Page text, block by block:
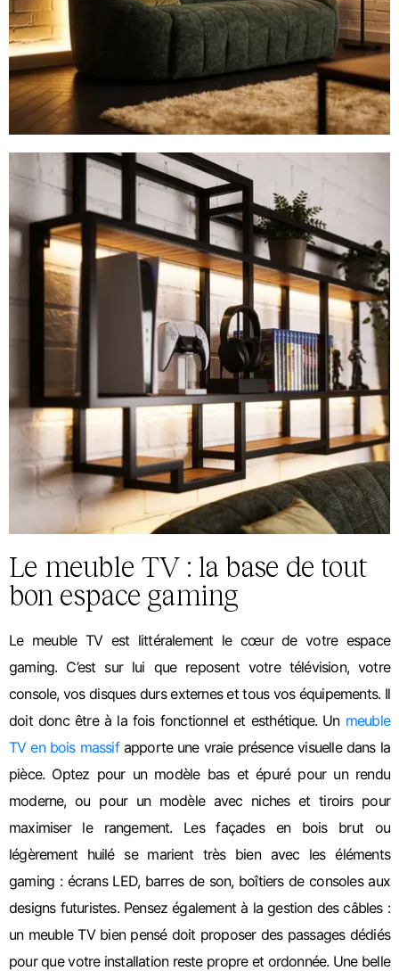
Le meuble TV : la base de tout
bon espace gaming
Le meuble TV est littéralement le cœur de votre espace
gaming. C’est sur lui que reposent votre télévision, votre
console, vos disques durs externes et tous vos équipements. Il
doit donc être à la fois fonctionnel et esthétique. Un meuble
TV en bois massif apporte une vraie présence visuelle dans la
pièce. Optez pour un modèle bas et épuré pour un rendu
moderne, ou pour un modèle avec niches et tiroirs pour
maximiser le rangement. Les façades en bois brut ou
légèrement huilé se marient très bien avec les éléments
gaming : écrans LED, barres de son, boîtiers de consoles aux
designs futuristes. Pensez également à la gestion des câbles :
un meuble TV bien pensé doit proposer des passages dédiés
pour que votre installation reste propre et ordonnée. Une belle